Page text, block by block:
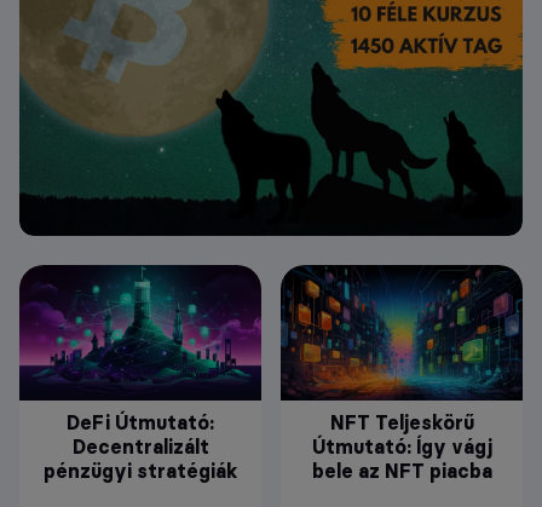
DeFi Útmutató:
Decentralizált
pénzügyi stratégiák
NFT Teljeskörű
Útmutató: Így vágj
bele az NFT piacba